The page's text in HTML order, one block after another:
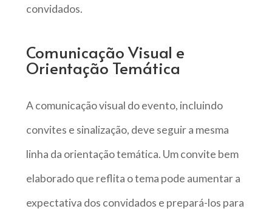
convidados.
Comunicação Visual e
Orientação Temática
A comunicação visual do evento, incluindo
convites e sinalização, deve seguir a mesma
linha da orientação temática. Um convite bem
elaborado que reflita o tema pode aumentar a
expectativa dos convidados e prepará-los para